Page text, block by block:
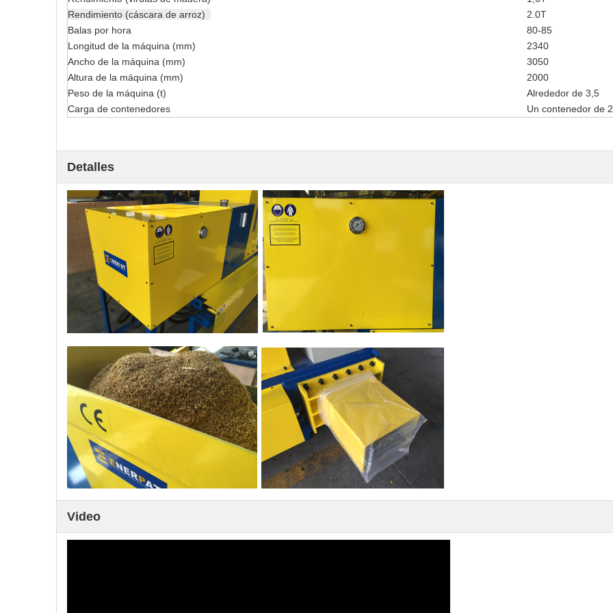
Rendimiento (cáscara de arroz)
2.0T
Balas por hora
80-85
Longitud de la máquina (mm)
2340
Ancho de la máquina (mm)
3050
Altura de la máquina (mm)
2000
Peso de la máquina (t)
Alrededor de 3,5
Carga de contenedores
Un contenedor de
Detalles
Video